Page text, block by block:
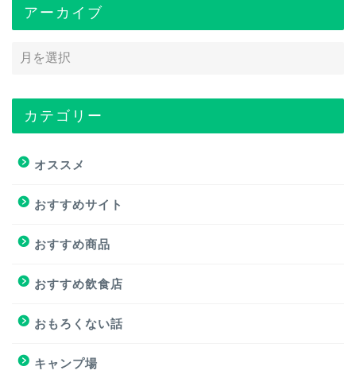
アーカイブ
カテゴリー
オススメ
おすすめサイト
おすすめ商品
おすすめ飲食店
おもろくない話
キャンプ場